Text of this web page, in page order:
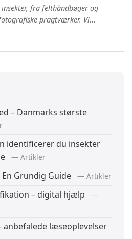
fra felthåndbøger og
pragtværker. Vi...
– Danmarks største
identificerer du insekter
— Artikler
Grundig Guide — Artikler
– digital hjælp
—
anbefalede læseoplevelser